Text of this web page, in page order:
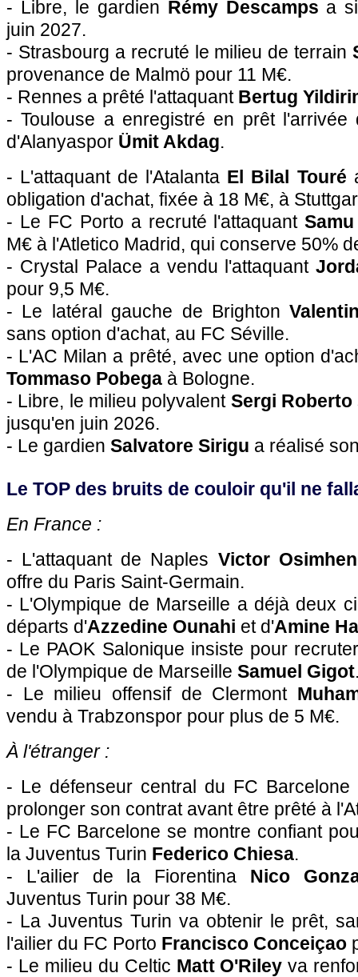
- Libre, le gardien Rémy Descamps a
juin 2027.
- Strasbourg a recruté le milieu de terrain
provenance de Malmö pour 11 M€.
- Rennes a prêté l'attaquant Bertug
- Toulouse a enregistré en prêt l'arrivée
d'Alanyaspor Ümit Akdag.
- L'attaquant de l'Atalanta El Bilal Touré
obligation d'achat, fixée à 18 M€, à
- Le FC Porto a recruté l'attaquant
M€ à l'Atletico Madrid, qui conserve 50%
- Crystal Palace a vendu l'attaquant
pour 9,5 M€.
- Le latéral gauche de Brighton
sans option d'achat, au FC Séville.
- L'AC Milan a prêté, avec une option
Tommaso Pobega à Bologne.
- Libre, le milieu polyvalent Sergi Roberto
jusqu'en juin 2026.
- Le gardien Salvatore Sirigu a réalisé
Le TOP des bruits de couloir qu'il ne
En France :
- L'attaquant de Naples Victor Osimhen
offre du Paris Saint-Germain.
- L'Olympique de Marseille a déjà deux
départs d'Azzedine Ounahi et d'Amine
- Le PAOK Salonique insiste pour
de l'Olympique de Marseille Samuel Gigot
- Le milieu offensif de Clermont
vendu à Trabzonspor pour plus de 5 M€.
À l'étranger :
- Le défenseur central du FC Barcelone
prolonger son contrat avant être prêté à
- Le FC Barcelone se montre confiant
la Juventus Turin Federico Chiesa.
- L'ailier de la Fiorentina Nico
Juventus Turin pour 38 M€.
- La Juventus Turin va obtenir le prêt,
l'ailier du FC Porto Francisco Conceiçao
- Le milieu du Celtic Matt O'Riley va